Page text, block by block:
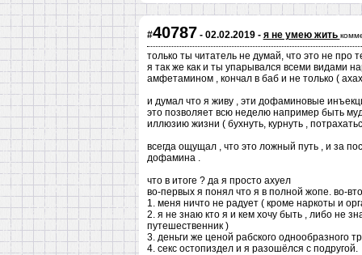
#40787 - 02.02.2019 - я не умею жить
только ты читатель не думай, что это не про
я так же как и ты упарывался всеми видами
амфетамином , кончал в баб и не только (
и думал что я живу , эти дофаминовые
это позволяет всю неделю например быть
иллюзию жизни ( бухнуть, курнуть ,
всегда ощущал , что это ложный путь , и за
дофамина .
что в итоге ? да я просто ахуел
во-первых я понял что я в полной жопе. во-
1. меня ничто не радует ( кроме наркоты и
2. я не знаю кто я и кем хочу быть , либо не
путешественник )
3. деньги же ценой рабского однообразного
4. секс остопиздел и я разошёлся с подругой.